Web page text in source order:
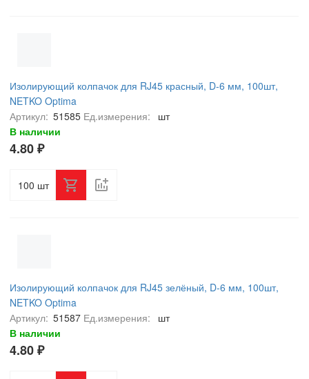
Изолирующий колпачок для RJ45 красный, D-6 мм, 100шт,
NETKO Optima
Артикул: 51585 Ед.измерения:
шт
В наличии
4.80 ₽
шт
Изолирующий колпачок для RJ45 зелёный, D-6 мм, 100шт,
NETKO Optima
Артикул: 51587 Ед.измерения:
шт
В наличии
4.80 ₽